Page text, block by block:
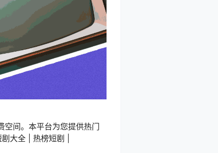
空间。本平台为您提供热门
大全 | 热榜短剧 |